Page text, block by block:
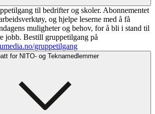
til bedrifter og skoler. Abonnementet
og hjelpe leserne med å få
muligheter og behov, for å bli i stand til
jobb. Bestill gruppetilgang på
gruppetilgang
for NITO- og Teknamedlemmer